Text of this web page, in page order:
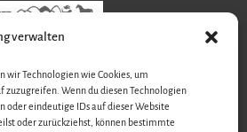
verwalten
wir Technologien wie Cookies, um
Wenn du diesen Technologien
oder eindeutige IDs auf dieser Website
oder zurückziehst, können bestimmte